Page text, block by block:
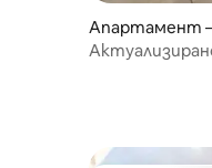
Апартамент
e